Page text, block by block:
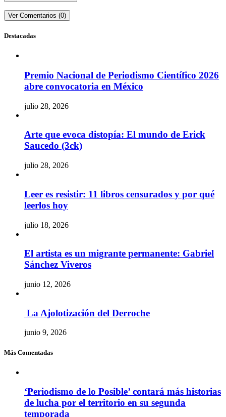
Ver Comentarios (0)
Destacadas
Premio Nacional de Periodismo Científico 2026
abre convocatoria en México
julio 28, 2026
Arte que evoca distopía: El mundo de Erick
Saucedo (3ck)
julio 28, 2026
Leer es resistir: 11 libros censurados y por qué
leerlos hoy
julio 18, 2026
El artista es un migrante permanente: Gabriel
Sánchez Viveros
junio 12, 2026
La Ajolotización del Derroche
junio 9, 2026
Más Comentadas
‘Periodismo de lo Posible’ contará más historias
de lucha por el territorio en su segunda
temporada